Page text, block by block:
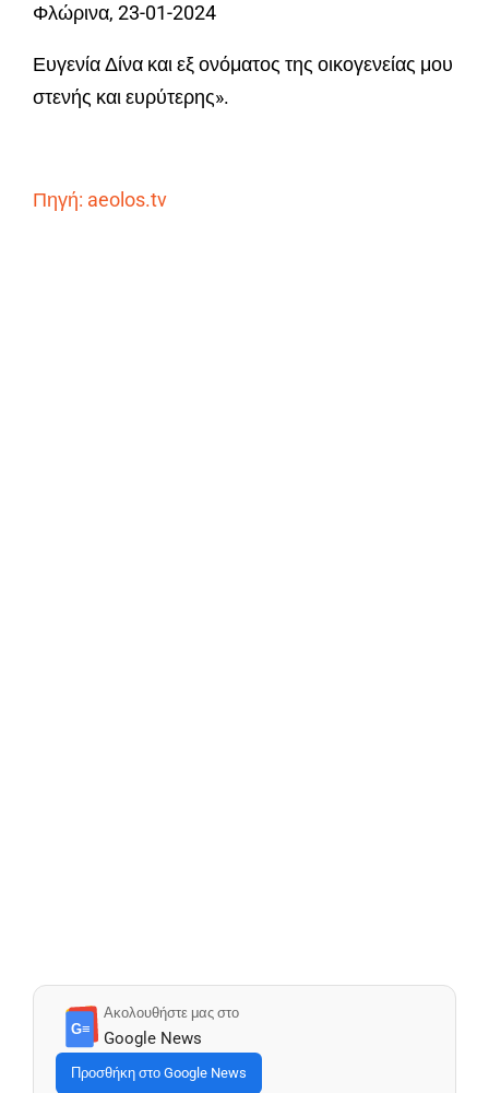
Φλώρινα, 23-01-2024
Ευγενία Δίνα και εξ ονόματος της οικογενείας μου
στενής και ευρύτερης».
Πηγή: aeolos.tv
G≡
Ακολουθήστε μας στο
Google News
Προσθήκη στο Google News